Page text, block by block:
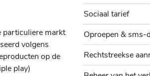
particuliere markt
volgens
op de
play)
Sociaal tarief
Oproepen & sms-
Rechtstreekse